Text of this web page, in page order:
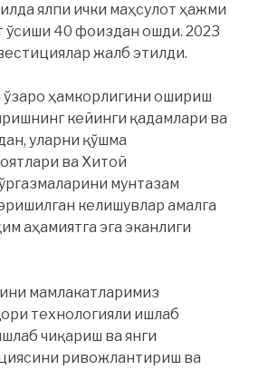
ялпи ички маҳсулот ҳажми
ўсиши 40 фоиздан ошди. 2023
жалб этилди.
ҳамкорлигини ошириш
кейинги қадамлари ва
уларни қўшма
ва Хитой
мунтазам
келишувлар амалга
аҳамиятга эга эканлиги
мамлакатларимиз
технологияли ишлаб
чиқариш ва янги
ривожлантириш ва